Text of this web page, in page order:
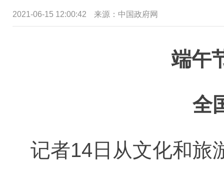
2021-06-15 12:00:42 来源：中国政府网
端午
全
记者14日从文化和旅